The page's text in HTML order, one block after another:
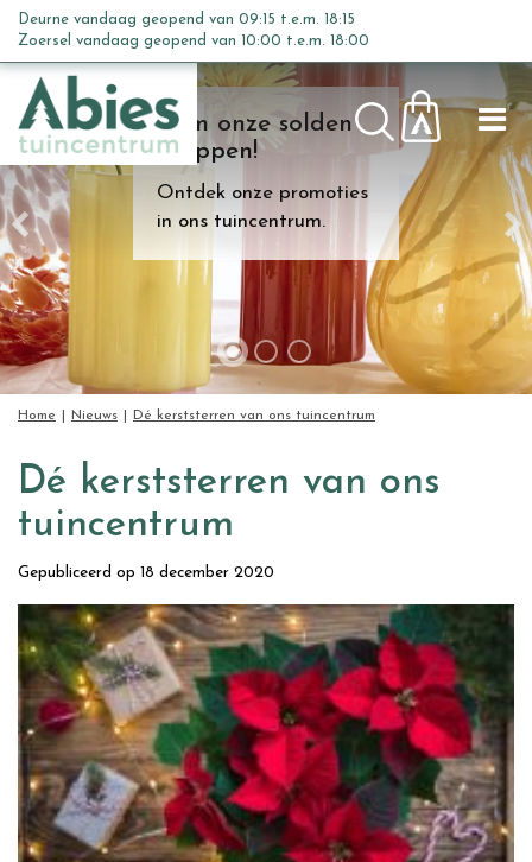
n
c
o
n
t
e
n
t
Kom onze solden
shoppen!
Ontdek onze promoties
in ons tuincentrum.
Home Nieuws Dé kerststerren van ons tuincentrum
Deurne vandaag geopend van 09:15 t.e.m. 18:15
Zoersel vandaag geopend van 10:00 t.e.m. 18:00
Dé kerststerren van ons
tuincentrum
Gepubliceerd op 18 december 2020